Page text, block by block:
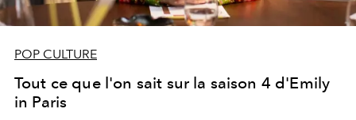
POP CULTURE
Tout ce que l'on sait sur la saison 4 d'Emily
in Paris